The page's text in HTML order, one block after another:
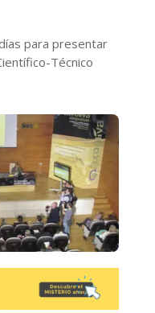
para presentar
Técnico